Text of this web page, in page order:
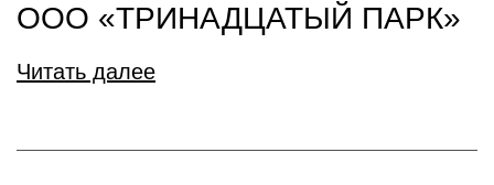
ООО «ТРИНАДЦАТЫЙ ПАРК»
Читать далее